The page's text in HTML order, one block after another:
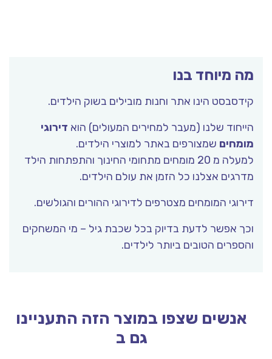
מה מיוחד בנו
קידסבסט הינו אתר וחנות מובילים בשוק הילדים.
הייחוד שלנו (מעבר למחירים המעולים) הוא דירוגי
מומחים שמצורפים באתר למוצרי הילדים.
למעלה מ 20 מומחים מתחומי החינוך והתפתחות הילד
מדרגים אצלנו כל הזמן את עולם הילדים.
דירוגי המומחים מצטרפים לדירוגי ההורים והגולשים.
וכך אפשר לדעת בדיוק בכל שכבת גיל – מי המשחקים
והספרים הטובים ביותר לילדים.
אנשים שצפו במוצר הזה התעניינו
גם ב